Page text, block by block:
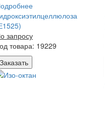
запросу
товара: 19229
Заказать